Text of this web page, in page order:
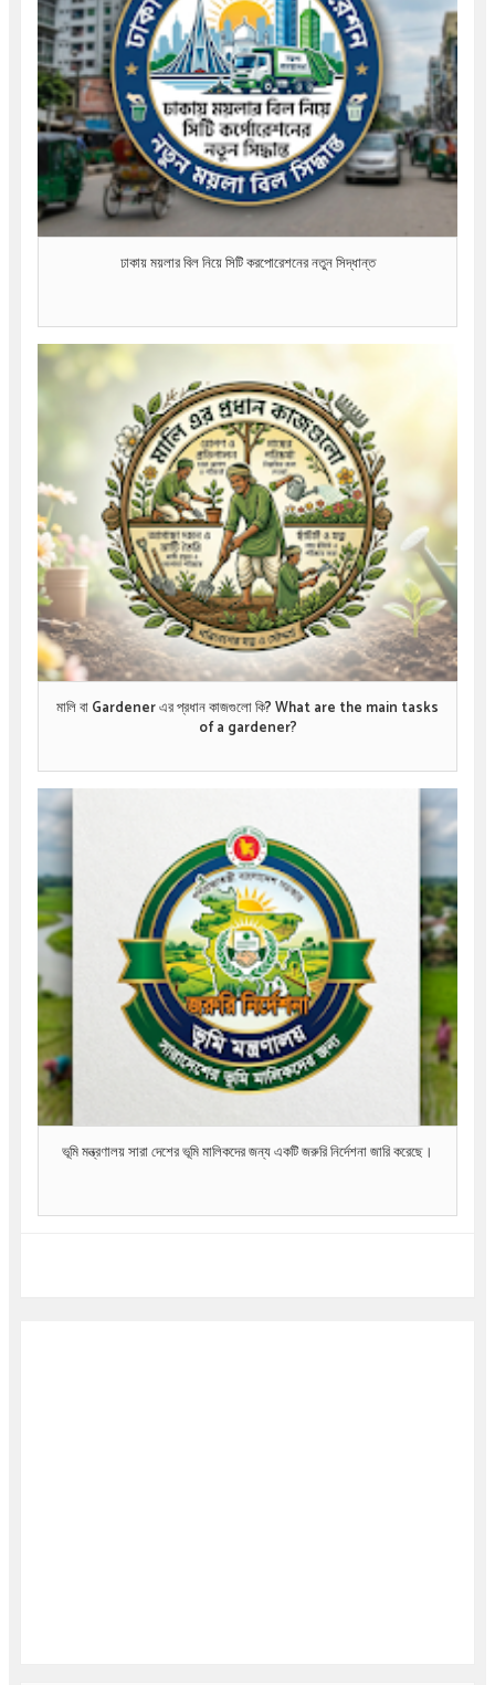
ঢাকায় ময়লার বিল নিয়ে সিটি করপোরেশনের নতুন সিদ্ধান্ত
মালি বা Gardener এর প্রধান কাজগুলো কি? What are the main tasks
of a gardener?
ভূমি মন্ত্রণালয় সারা দেশের ভূমি মালিকদের জন্য একটি জরুরি নির্দেশনা জারি করেছে।